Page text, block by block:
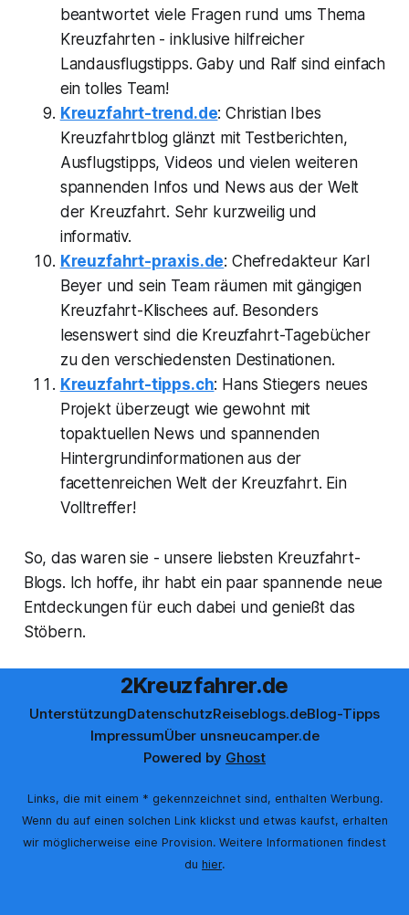
beantwortet viele Fragen rund ums Thema
Kreuzfahrten - inklusive hilfreicher
Landausflugstipps. Gaby und Ralf sind einfach
ein tolles Team!
Kreuzfahrt-trend.de: Christian Ibes
Kreuzfahrtblog glänzt mit Testberichten,
Ausflugstipps, Videos und vielen weiteren
spannenden Infos und News aus der Welt
der Kreuzfahrt. Sehr kurzweilig und
informativ.
Kreuzfahrt-praxis.de: Chefredakteur Karl
Beyer und sein Team räumen mit gängigen
Kreuzfahrt-Klischees auf. Besonders
lesenswert sind die Kreuzfahrt-Tagebücher
zu den verschiedensten Destinationen.
Kreuzfahrt-tipps.ch: Hans Stiegers neues
Projekt überzeugt wie gewohnt mit
topaktuellen News und spannenden
Hintergrundinformationen aus der
facettenreichen Welt der Kreuzfahrt. Ein
Volltreffer!
So, das waren sie - unsere liebsten Kreuzfahrt-
Blogs. Ich hoffe, ihr habt ein paar spannende neue
Entdeckungen für euch dabei und genießt das
Stöbern.
2Kreuzfahrer.de
UnterstützungDatenschutzReiseblogs.deBlog-Tipps
ImpressumÜber unsneucamper.de
Powered by Ghost
Links, die mit einem * gekennzeichnet sind, enthalten Werbung.
Wenn du auf einen solchen Link klickst und etwas kaufst, erhalten
wir möglicherweise eine Provision. Weitere Informationen findest
du hier.